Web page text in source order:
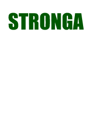
huvudnavigering
huvudinnehåll
det
sidfot